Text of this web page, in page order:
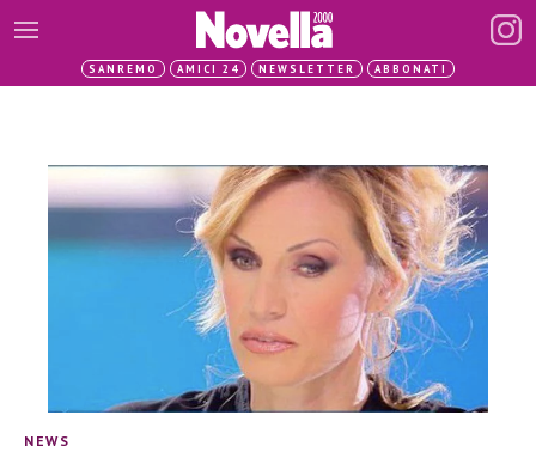
SANREMO AMICI 24 NEWSLETTER ABBONATI
NEWS